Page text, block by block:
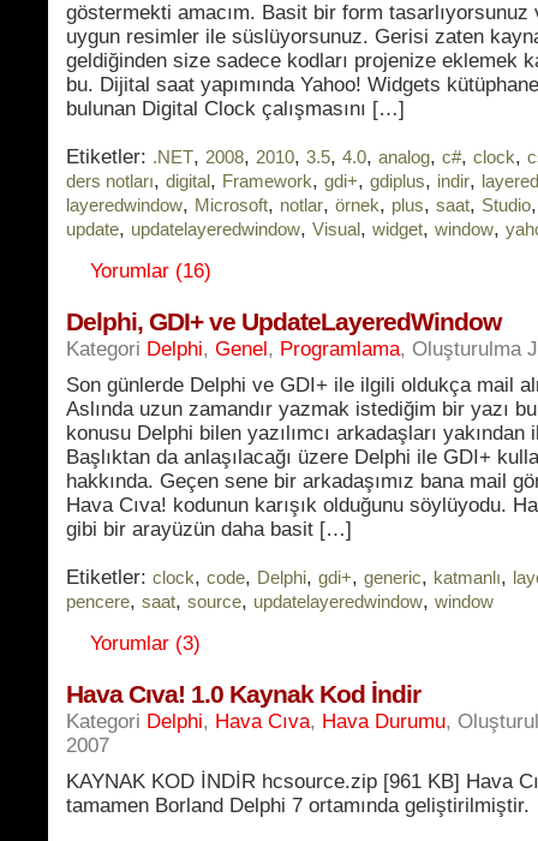
göstermekti amacım. Basit bir form tasarlıyorsunuz
uygun resimler ile süslüyorsunuz. Gerisi zaten
geldiğinden size sadece kodları projenize eklemek
bu. Dijital saat yapımında Yahoo! Widgets
bulunan Digital Clock çalışmasını […]
Etiketler: .NET, 2008, 2010, 3.5, 4.0, analog, c#, clock,
ders notları, digital, Framework, gdi+, gdiplus, indir, layered
layeredwindow, Microsoft, notlar, örnek, plus, saat, Studio
update, updatelayeredwindow, Visual, widget, window,
Yorumlar (16)
Delphi, GDI+ ve UpdateLayeredWindow
Kategori Delphi, Genel, Programlama, Oluşturulma
Son günlerde Delphi ve GDI+ ile ilgili oldukça mail
Aslında uzun zamandır yazmak istediğim bir yazı
konusu Delphi bilen yazılımcı arkadaşları yakından
Başlıktan da anlaşılacağı üzere Delphi ile GDI+
hakkında. Geçen sene bir arkadaşımız bana mail
Hava Cıva! kodunun karışık olduğunu söylüyodu.
gibi bir arayüzün daha basit […]
Etiketler: clock, code, Delphi, gdi+, generic, katmanlı,
pencere, saat, source, updatelayeredwindow, window
Yorumlar (3)
Hava Cıva! 1.0 Kaynak Kod İndir
Kategori Delphi, Hava Cıva, Hava Durumu,
2007
KAYNAK KOD İNDİR hcsource.zip [961 KB] Hava
tamamen Borland Delphi 7 ortamında geliştirilmiştir.